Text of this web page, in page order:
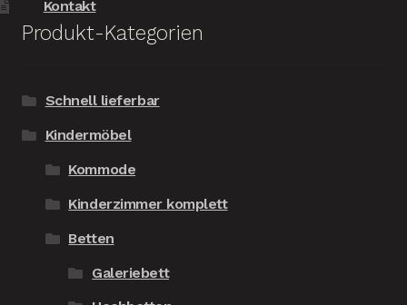
Kontakt
Produkt-Kategorien
Schnell lieferbar
Kindermöbel
Kommode
Kinderzimmer komplett
Betten
Galeriebett